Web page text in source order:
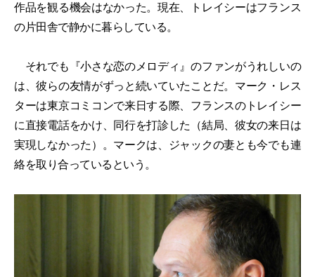
作品を観る機会はなかった。現在、トレイシーはフランス
の片田舎で静かに暮らしている。
それでも『小さな恋のメロディ』のファンがうれしいの
は、彼らの友情がずっと続いていたことだ。マーク・レス
ターは東京コミコンで来日する際、フランスのトレイシー
に直接電話をかけ、同行を打診した（結局、彼女の来日は
実現しなかった）。マークは、ジャックの妻とも今でも連
絡を取り合っているという。